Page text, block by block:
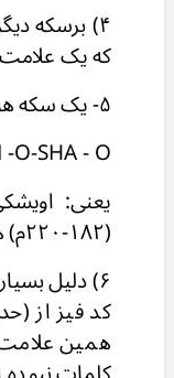
كه يک علامت
۵- يک سكه هو ويشکا پسر کانیشکا ( حد و د ۱۶۰م ) چنین نوشته دارد :
O-SHA - O
(۱۸۲-۲۲۰م) هم پیداست که کلمه شا + نان + (شاهان شاه ) را به دو فاصله (O) می نوشتند.